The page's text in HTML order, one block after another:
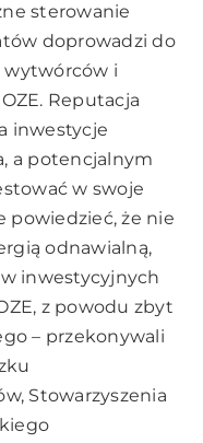
sterowanie
doprowadzi do
wytwórców i
Reputacja
inwestycje
a potencjalnym
w swoje
powiedzieć, że nie
odnawialną,
inwestycyjnych
z powodu zbyt
– przekonywali
Stowarzyszenia